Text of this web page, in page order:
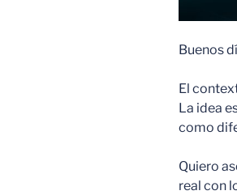
Buenos
El
La idea
como
Quiero
real con